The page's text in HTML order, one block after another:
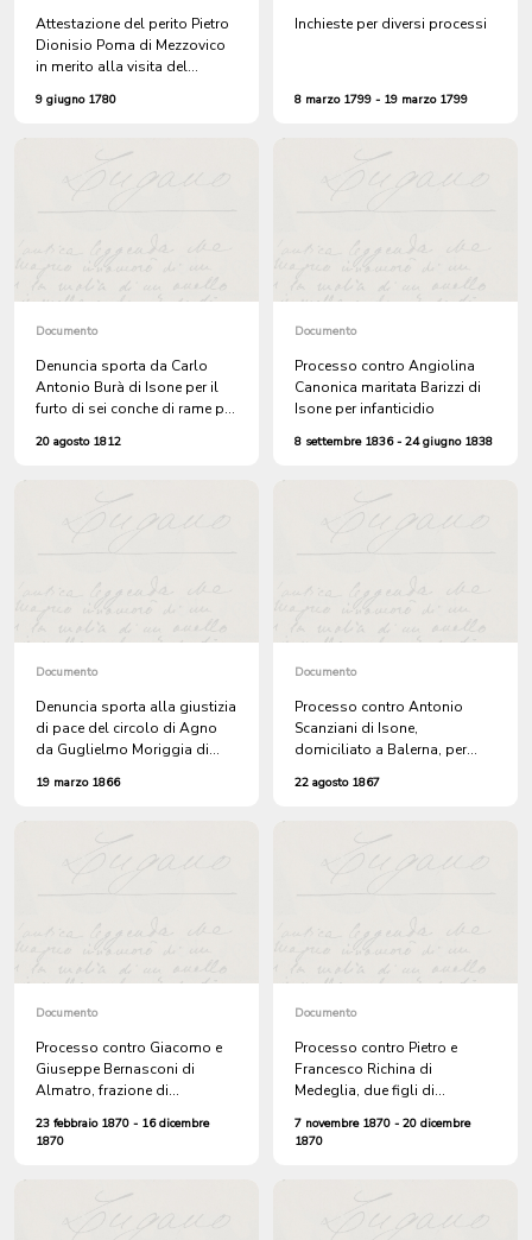
Attestazione del perito Pietro
Dionisio Poma di Mezzovico
in merito alla visita del
sugli alpi della Pieve di Agno
9 giugno 1780
Inchieste per diversi processi
8 marzo 1799 - 19 marzo 1799
Documento
Denuncia sporta da Carlo
Antonio Burà di Isone per il
furto di sei conche di rame per
20 agosto 1812
Documento
Processo contro Angiolina
Canonica maritata Barizzi di
Isone per infanticidio
8 settembre 1836 - 24 giugno 1838
Documento
Denuncia sporta alla giustizia
di pace del circolo di Agno
da Guglielmo Moriggia di
Cademario, contro il figlio di
minacce e per voler portare via
con la forza la vacca di
19 marzo 1866
Documento
Processo contro Antonio
Scanziani di Isone,
domiciliato a Balerna, per
Mambretti di Balerna
22 agosto 1867
Documento
Processo contro Giacomo e
Giuseppe Bernasconi di
Almatro, frazione di
danno di Giosuè Nesa di
23 febbraio 1870 - 16 dicembre
1870
Documento
Processo contro Pietro e
Francesco Richina di
Medeglia, due figli di
Lucio Giovanelli di Bidogno
comuni di Cagiallo,
Campestro e Lopagno
7 novembre 1870 - 20 dicembre
1870